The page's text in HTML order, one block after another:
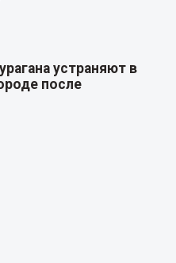
устраняют в
после